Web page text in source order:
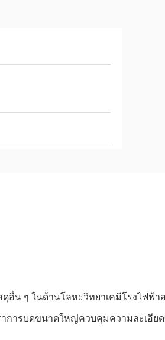
อื่น ๆ ในด้านโลหะวิทยาเคมีโรงไฟฟ้า
าการบดขนาดใหญ่ควบคุมความละเอี